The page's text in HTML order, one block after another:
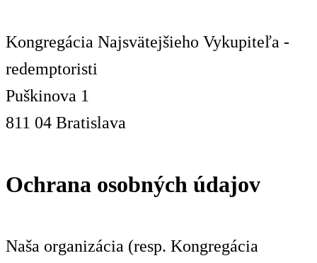
Kongregácia Najsvätejšieho Vykupiteľa -
redemptoristi
Puškinova 1
811 04 Bratislava
Ochrana osobných údajov
Naša organizácia (resp. Kongregácia